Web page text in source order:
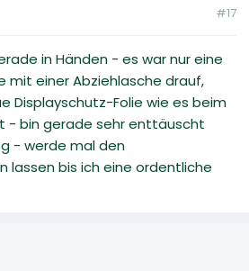
#17
in Händen - es war nur eine
mit einer Abziehlasche drauf,
Displayschutz-Folie wie es beim
- bin gerade sehr enttäuscht
- werde mal den
lassen bis ich eine ordentliche